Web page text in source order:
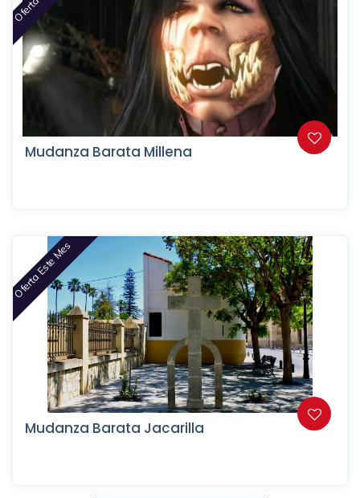
Mudanza Barata Millena
Oferta Este Mes
Mudanza Barata Jacarilla